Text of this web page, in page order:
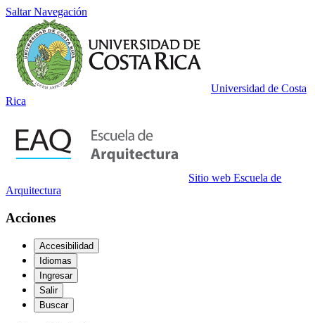
Saltar Navegación
Universidad de Costa
Rica
Sitio web Escuela de
Arquitectura
Acciones
Accesibilidad
Idiomas
Ingresar
Salir
Buscar